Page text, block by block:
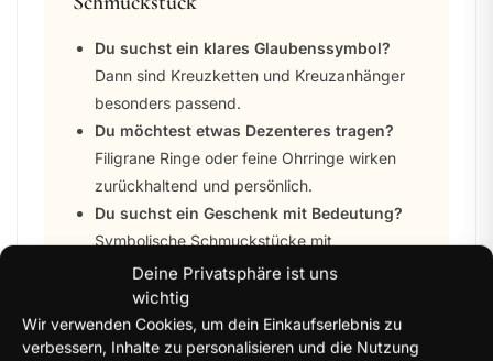
Deine Privatsphäre ist uns
wichtig
Wir verwenden Cookies, um dein Einkaufserlebnis zu
verbessern, Inhalte zu personalisieren und die Nutzung
Du suchst ein klares Glaubenssymbol?
Dann sind Kreuzketten und Kreuzanhänger
besonders passend.
Du möchtest etwas Dezenteres tragen?
Filigrane Ringe oder feine Ohrringe wirken
zurückhaltend und persönlich.
Du suchst ein Geschenk mit Bedeutung?
Symbolische Schmuckstücke mit
christlichem Bezug wirken besonders
bewusst gewählt.
Du möchtest deinen Glauben sichtbar
tragen?Markantere Anhänger oder